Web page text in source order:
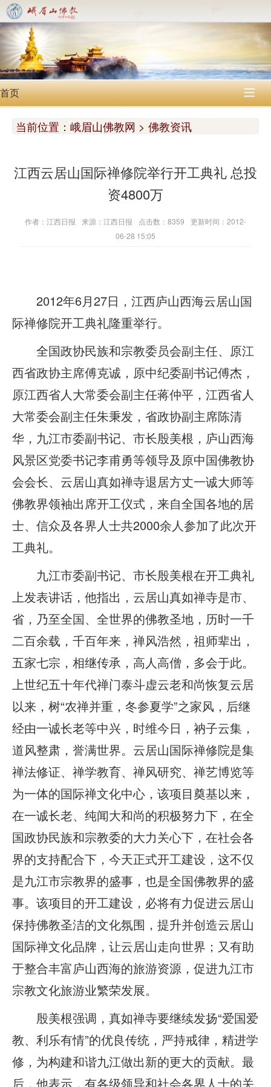
首页 
当前位置： 峨眉山佛教网 > 佛教资讯
江西云居山国际禅修院举行开工典礼 总投
资4800万
作者：江西日报 来源：江西日报 点击数：8359
更新时间：2012-
06-28 15:05
2012年6月27日，江西庐山西海云居山国
际禅修院开工典礼隆重举行。
全国政协民族和宗教委员会副主任、原江
西省政协主席傅克诚，原中纪委副书记傅杰，
原江西省人大常委会副主任蒋仲平，江西省人
大常委会副主任朱秉发，省政协副主席陈清
华，九江市委副书记、市长殷美根，庐山西海
风景区党委书记李甫勇等领导及原中国佛教协
会会长、云居山真如禅寺退居方丈一诚大师等
佛教界领袖出席开工仪式，来自全国各地的居
士、信众及各界人士共2000余人参加了此次开
工典礼。
九江市委副书记、市长殷美根在开工典礼
上发表讲话，他指出，云居山真如禅寺是市、
省，乃至全国、全世界的佛教圣地，历时一千
二百余载，千百年来，禅风浩然，祖师辈出，
五家七宗，相继传承，高人高僧，多会于此。
上世纪五十年代禅门泰斗虚云老和尚恢复云居
以来，树“农禅并重，冬参夏学”之家风，后继
经由一诚长老等中兴，时维今日，衲子云集，
道风整肃，誉满世界。云居山国际禅修院是集
禅法修证、禅学教育、禅风研究、禅艺博览等
为一体的国际禅文化中心，该项目奠基以来，
在一诚长老、纯闻大和尚的积极努力下，在全
国政协民族和宗教委的大力关心下，在社会各
界的支持配合下，今天正式开工建设，这不仅
是九江市宗教界的盛事，也是全国佛教界的盛
事。该项目的开工建设，必将有力促进云居山
保持佛教圣洁的文化氛围，提升并创造云居山
国际禅文化品牌，让云居山走向世界；又有助
于整合丰富庐山西海的旅游资源，促进九江市
宗教文化旅游业繁荣发展。
殷美根强调，真如禅寺要继续发扬“爱国爱
教、利乐有情”的优良传统，严持戒律，精进学
修，为构建和谐九江做出新的更大的贡献。最
后，他表示，有各级领导和社会各界人士的关